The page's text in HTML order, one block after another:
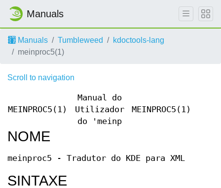
Manuals
Manuals Tumbleweed
kdoctools-lang
meinproc5(1)
Scroll to navigation
MEINPROC5(1)
Manual do
Utilizador
do 'meinp
MEINPROC5(1)
NOME
meinproc5 - Tradutor do KDE para XML
SINTAXE